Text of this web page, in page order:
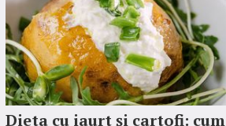
Dieta cu iaurt și cartofi: cum